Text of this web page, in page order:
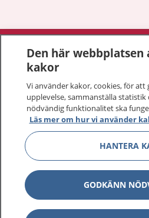
Kontakt
Behandling av personuppgifter
Hantering av kakor
Den här webbplatsen
kakor
Vi använder kakor, cookies, för att
upplevelse, sammanställa statistik
nödvändig funktionalitet ska
Läs mer om hur vi använder
HANTERA
GODKÄNN